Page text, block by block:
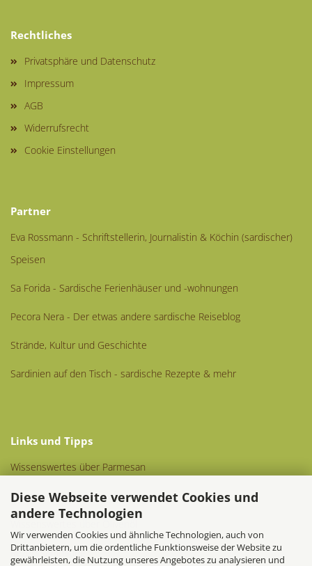
Diese Webseite verwendet Cookies und
andere Technologien
Wir verwenden Cookies und ähnliche Technologien, auch von
Drittanbietern, um die ordentliche Funktionsweise der Website zu
gewährleisten, die Nutzung unseres Angebotes zu analysieren und
Rechtliches
Privatsphäre und Datenschutz
Impressum
AGB
Widerrufsrecht
Cookie Einstellungen
Partner
Eva Rossmann - Schriftstellerin, Journalistin & Köchin (sardischer)
Speisen
Sa Forida - Sardische Ferienhäuser und -wohnungen
Pecora Nera - Der etwas andere sardische Reiseblog
Strände, Kultur und Geschichte
Sardinien auf den Tisch - sardische Rezepte & mehr
Links und Tipps
Wissenswertes über Parmesan
Wissenswertes über Kaffee
Wissenswertes über Olivenöl
Rezeptsammlung